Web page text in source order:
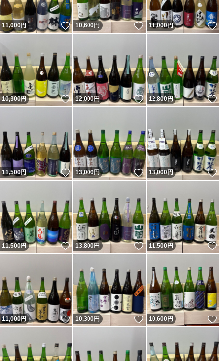
11,000円 いいね！
10,600円 いいね！
11,000円
10,300円 いいね！
12,000円 いいね！
12,800円
11,500円 いいね！
13,000円 いいね！
13,000円
11,500円 いいね！
13,800円 いいね！
11,500円
11,000円 いいね！
10,300円 いいね！
10,600円